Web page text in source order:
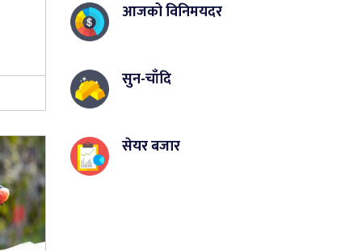
आजको विनिमयदर
सुन-चाँदि
सेयर बजार